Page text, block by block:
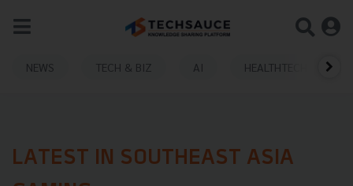
NEWS TECH & BIZ AI HEALTHTECH
LATEST IN SOUTHEAST ASIA